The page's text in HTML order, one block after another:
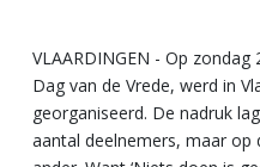
VLAARDINGEN - Op
Dag van de Vrede, werd in
georganiseerd. De nadruk
aantal deelnemers, maar